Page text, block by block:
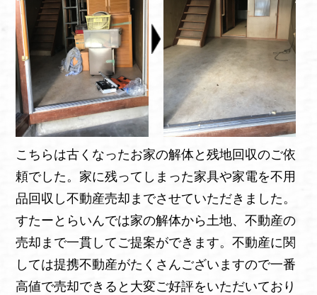
こちらは古くなったお家の解体と残地回収のご依
頼でした。家に残ってしまった家具や家電を不用
品回収し不動産売却までさせていただきました。
すたーとらいんでは家の解体から土地、不動産の
売却まで一貫してご提案ができます。不動産に関
しては提携不動産がたくさんございますので一番
高値で売却できると大変ご好評をいただいており